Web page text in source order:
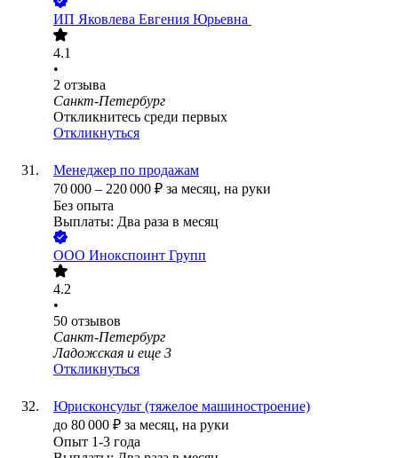
ИП Яковлева Евгения Юрьевна
4.1
•
2 отзыва
Санкт-Петербург
Откликнитесь среди первых
Откликнуться
Менеджер по продажам
70 000 – 220 000 ₽ за месяц, на руки
Без опыта
Выплаты: Два раза в месяц
ООО Инокспоинт Групп
4.2
•
50 отзывов
Санкт-Петербург
Ладожская и еще 3
Откликнуться
Юрисконсульт (тяжелое машиностроение)
до 80 000 ₽ за месяц, на руки
Опыт 1-3 года